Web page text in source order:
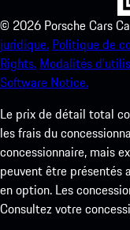
© 2026 Porsche Cars
juridique. Politique de
Rights. Modalités
Software Notice.
Le prix de détail total
les frais du
concessionnaire, mais
peuvent être présentés
en option. Les
Consultez votre